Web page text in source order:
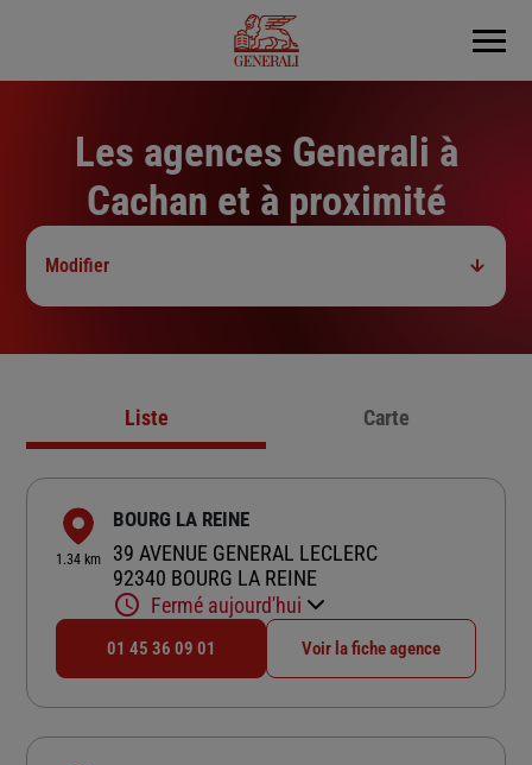
Menu
Les agences Generali à
Cachan et à proximité
Modifier
Liste Carte
1.34 km
BOURG LA REINE
39 AVENUE GENERAL LECLERC
92340 BOURG LA REINE
Fermé aujourd'hui
01 45 36 09 01 Voir la fiche agence